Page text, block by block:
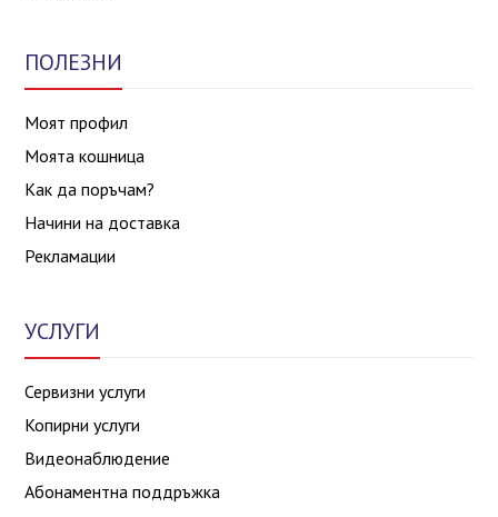
ПОЛЕЗНИ
Моят профил
Моята кошница
Как да поръчам?
Начини на доставка
Рекламации
УСЛУГИ
Сервизни услуги
Копирни услуги
Видеонаблюдение
Абонаментна поддръжка